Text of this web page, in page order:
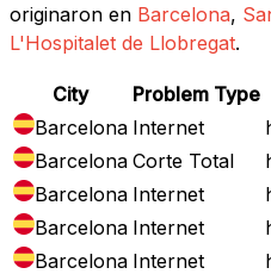
originaron en Barcelona,
L'Hospitalet de Llobregat.
City Problem Type
Barcelona Internet
Barcelona Corte Total
Barcelona Internet
Barcelona Internet
Barcelona Internet